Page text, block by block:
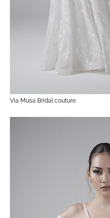
Via Musa Bridal couture